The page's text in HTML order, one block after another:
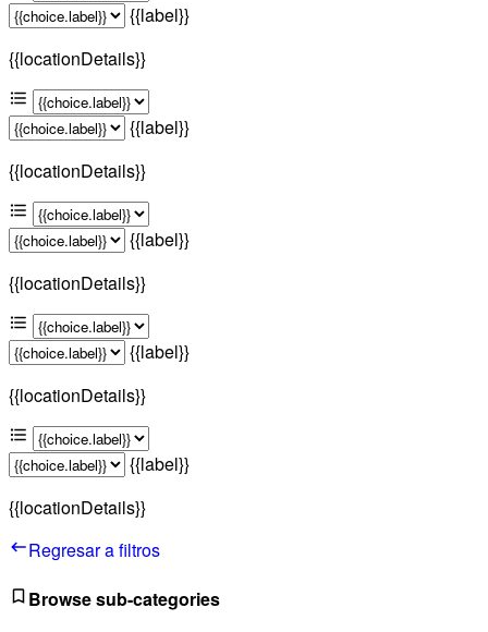
{{label}}
{{locationDetails}}
{{label}}
{{locationDetails}}
{{label}}
{{locationDetails}}
{{label}}
{{locationDetails}}
{{label}}
{{locationDetails}}
Regresar a filtros
Browse sub-categories